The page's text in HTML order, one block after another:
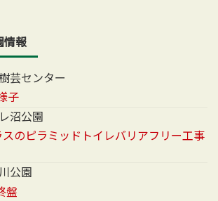
情報
芸センター
子
沼公園
のピラミッドトイレバリアフリー工事
公園
盤